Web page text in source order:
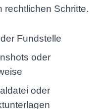
rechtlichen Schritte.
Fundstelle
oder
oder